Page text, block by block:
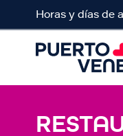
Horas y días de